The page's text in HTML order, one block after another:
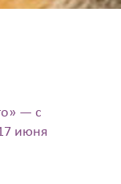
— с
июня